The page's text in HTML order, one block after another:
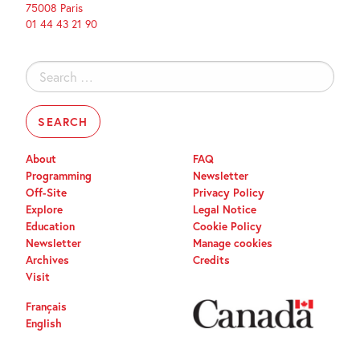
75008 Paris
01 44 43 21 90
Search
for:
About
Programming
Off-Site
Explore
Education
Newsletter
Archives
Visit
FAQ
Newsletter
Privacy Policy
Legal Notice
Cookie Policy
Manage cookies
Credits
Français
English